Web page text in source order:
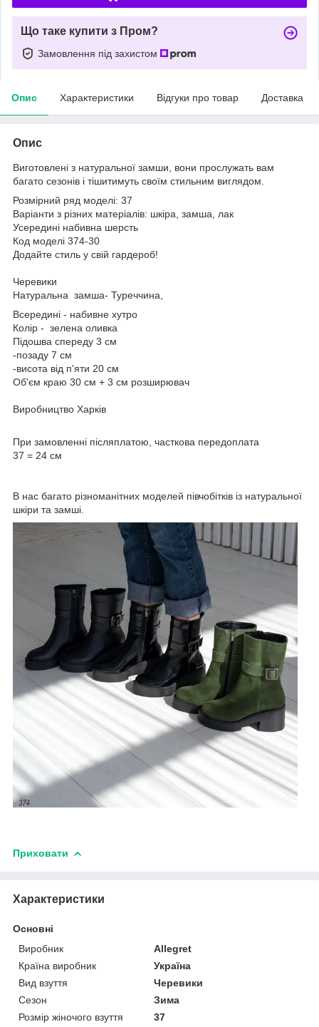
Що таке купити з Пром?
Замовлення під захистом
Опис Характеристики Відгуки про товар Доставка
Опис
Виготовлені з натуральної замши, вони прослужать вам
багато сезонів і тішитимуть своїм стильним виглядом.
Розмірний ряд моделі: 37
Варіанти з різних матеріалів: шкіра, замша, лак
Усередині набивна шерсть
Код моделі 374-30
Додайте стиль у свій гардероб!
Черевики
Натуральна замша- Туреччина,
Всередині - набивне хутро
Колір - зелена оливка
Підошва спереду 3 см
-позаду 7 см
-висота від п'яти 20 см
Об'єм краю 30 см + 3 см розширювач
Виробництво Харків
При замовленні післяплатою, часткова передоплата
37 = 24 см
В нас багато різноманітних моделей півчобітків із натуральної
шкіри та замші.
Приховати
Характеристики
Основні
Виробник
Allegret
Країна виробник
Україна
Вид взуття
Черевики
Сезон
Зима
Розмір жіночого взуття
37